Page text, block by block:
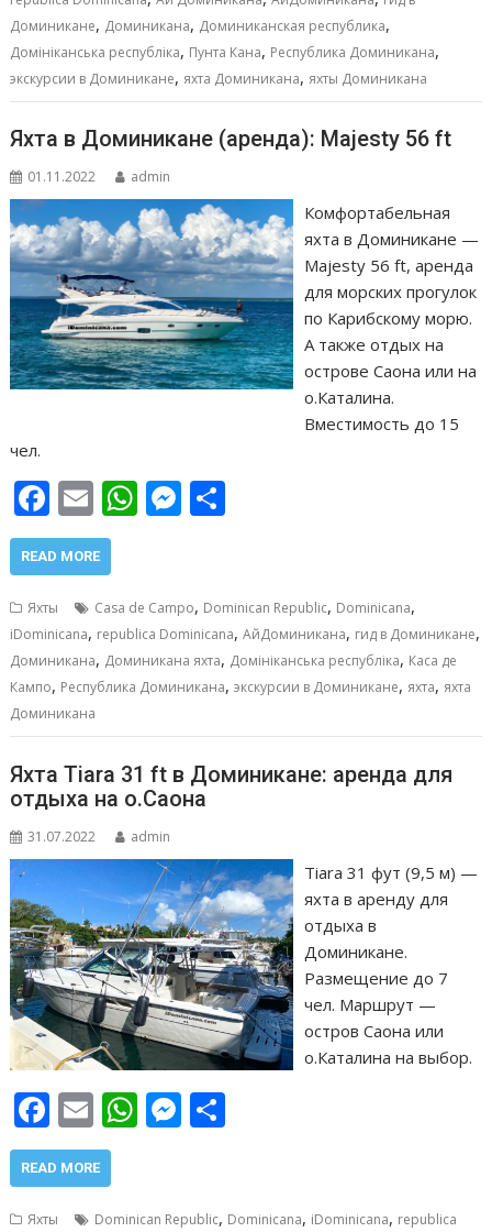
o
k
p
p
g
er
в
и
т
ь
Доминикане, Доминикана, Доминиканская республика,
Домініканська республіка, Пунта Кана, Республика Доминикана,
экскурсии в Доминикане, яхта Доминикана, яхты Доминикана
Яхта в Доминикане (аренда): Majesty 56 ft
01.11.2022 admin
Комфортабельная
яхта в Доминикане —
Majesty 56 ft, аренда
для морских прогулок
по Карибскому морю.
А также отдых на
острове Саона или на
о.Каталина.
Вместимость до 15
чел.
F
ac
e
b
o
o
k
E
m
ai
l
W
s
A
p
p
M
e
n
g
р
а
в
и
т
ь
READ MORE
Яхты Casa de Campo, Dominican Republic, Dominicana,
iDominicana, republica Dominicana,АйДоминикана, гид в Доминикане,
Доминикана, Доминикана яхта, Домініканська республіка, Каса де
Кампо, Республика Доминикана,экскурсии в Доминикане, яхта, яхта
Доминикана
Яхта Tiara 31 ft в Доминикане: аренда для
отдыха на о.Саона
31.07.2022 admin
Tiara 31 фут (9,5 м) —
яхта в аренду для
отдыха в
Доминикане.
Размещение до 7
чел. Маршрут —
остров Саона или
о.Каталина на выбор.
F
ac
e
b
E
m
ai
l
W
s
M
e р
READ MORE
Яхты Dominican Republic, Dominicana, iDominicana, republica